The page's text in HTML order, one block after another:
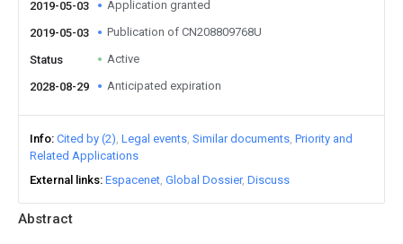
Abstract
2019-05-03 Application granted
2019-05-03 Publication of CN208809768U
Status Active
2028-08-29 Anticipated expiration
Info Cited by (2) Legal events Similar documents Priority and
Related Applications
External links Espacenet Global Dossier Discuss